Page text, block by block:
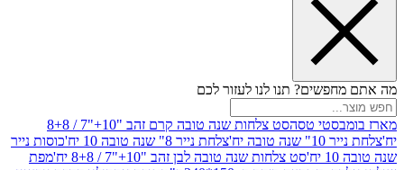
תנו לנו לעזור לכם
טסה
סט צלחות שנה טובה קרם זהב "10+"7 / 8+8
יח'
צלחת נייר 8" שנה טובה 10 יח'
כוסות נייר
סט צלחות שנה טובה לבן זהב "10+"7 / 8+8 יח'
מפת